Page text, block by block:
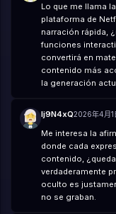
Lo que me llama
plataforma de
narración rápida,
funciones
convertirá en
contenido más
la generación
lj9N4xQ2026年4月
Me interesa la
donde cada
contenido,
verdaderamente
oculto es
no se graban.